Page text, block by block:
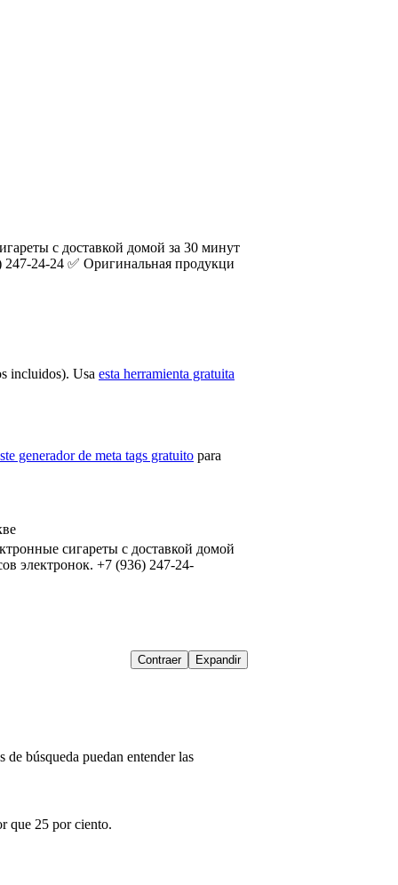
с доставкой домой за 30 минут
247-24-24 ✅ Оригинальная продукци
incluidos). Usa esta herramienta gratuita
generador de meta tags gratuito para
сигареты с доставкой домой
электронок. +7 (936) 247-24-
Expandir
Contraer
búsqueda puedan entender las
que 25 por ciento.